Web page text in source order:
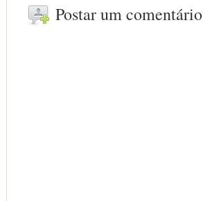
Postar um comentário